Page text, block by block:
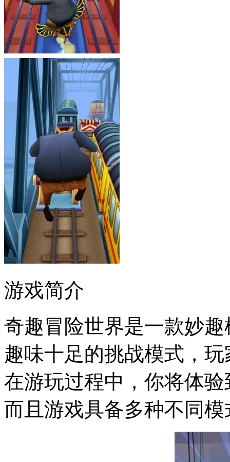
游戏简介
奇趣冒险世界是一款妙
趣味十足的挑战模式，
在游玩过程中，你将体
而且游戏具备多种不同